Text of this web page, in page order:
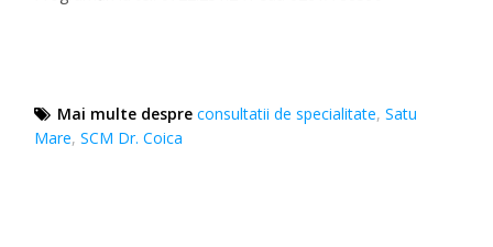
Mai multe despre consultatii de specialitate,Satu
Mare,SCM Dr. Coica